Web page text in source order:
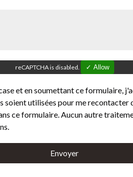
reCAPTCHA is disabled. ✓ Allow
et en soumettant ce formulaire,
soient utilisées pour me recontacter
ce formulaire. Aucun autre
Envoyer